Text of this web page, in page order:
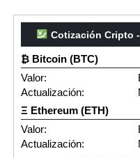
Cotización Cripto
₿ Bitcoin (BTC)
Valor:
Actualización:
Ξ Ethereum (ETH)
Valor:
Actualización: